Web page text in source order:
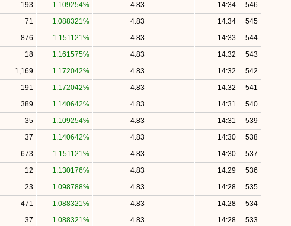
546
14:34
4.83
1.109254%
193
545
14:34
4.83
1.088321%
71
544
14:33
4.83
1.151121%
876
543
14:32
4.83
1.161575%
18
542
14:32
4.83
1.172042%
1,169
541
14:32
4.83
1.172042%
191
540
14:31
4.83
1.140642%
389
539
14:31
4.83
1.109254%
35
538
14:30
4.83
1.140642%
37
537
14:30
4.83
1.151121%
673
536
14:29
4.83
1.130176%
12
535
14:28
4.83
1.098788%
23
534
14:28
4.83
1.088321%
471
533
14:28
4.83
1.088321%
37